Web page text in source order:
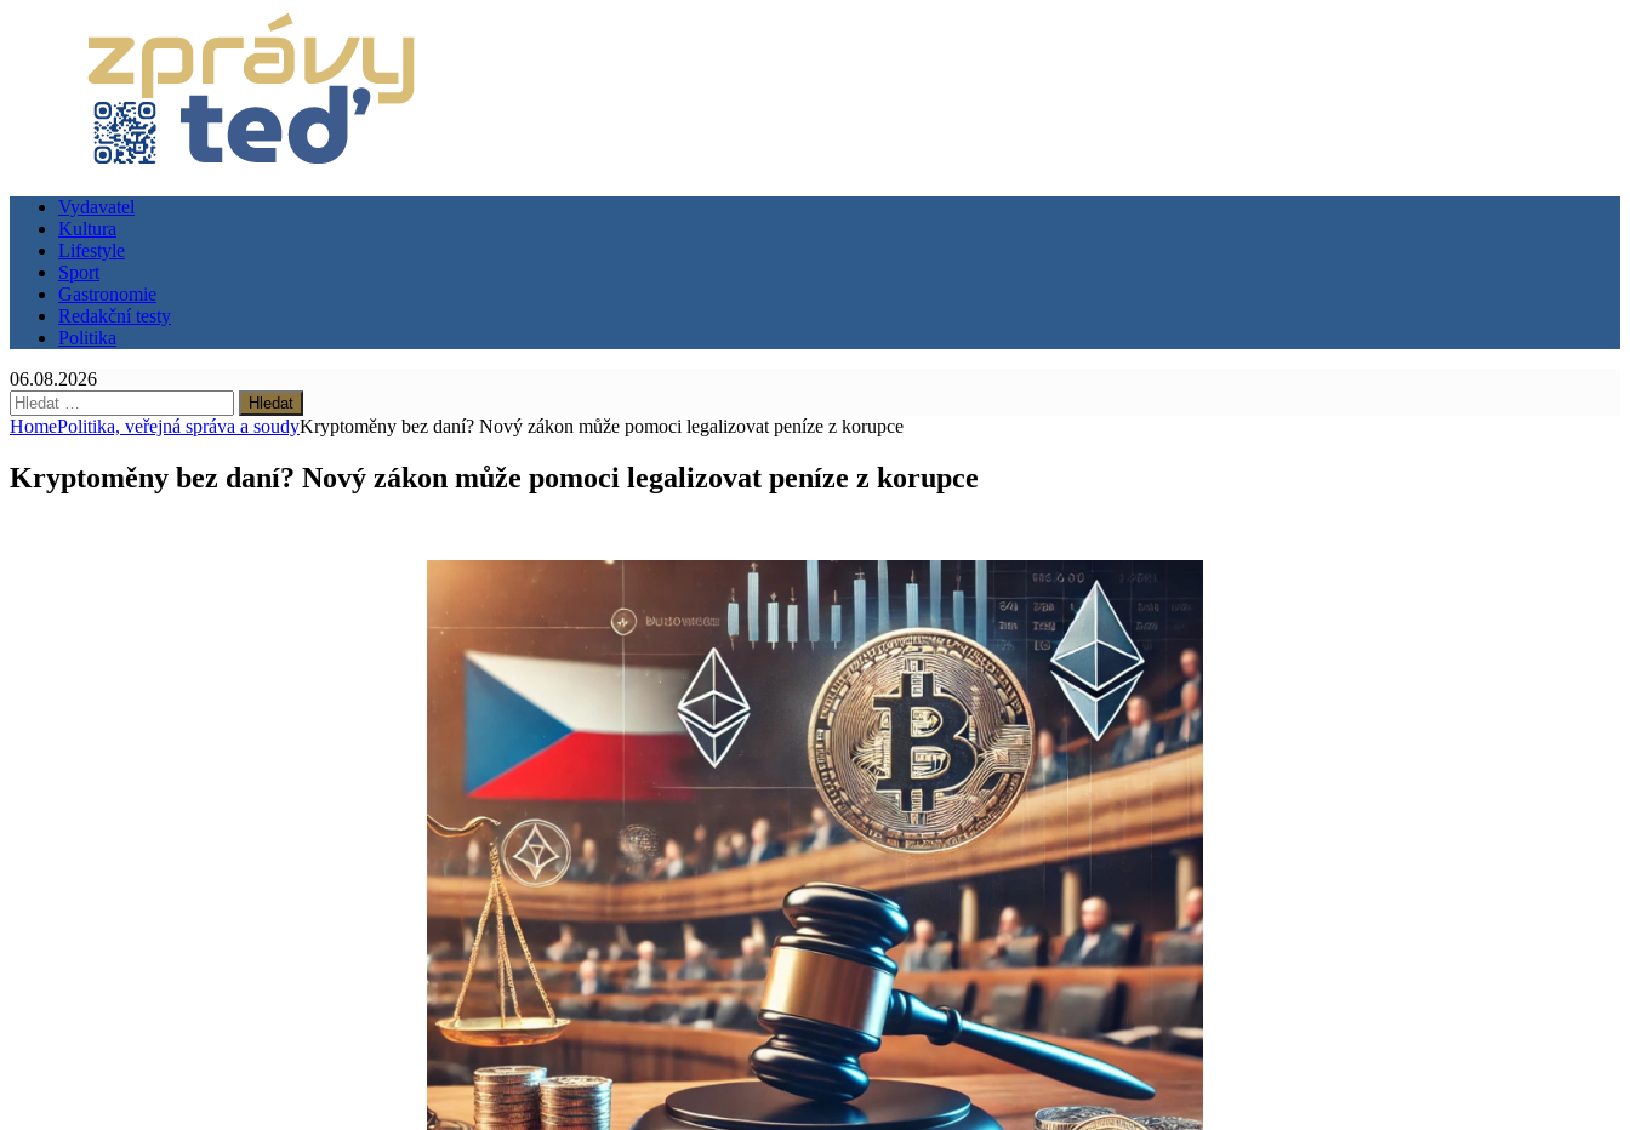
Vydavatel
Kultura
Lifestyle
Sport
Gastronomie
Redakční testy
Politika
06.08.2026
Vyhledávání
HomePolitika, veřejná správa a soudyKryptoměny bez daní? Nový zákon může pomoci legalizovat peníze z korupce
Kryptoměny bez daní? Nový zákon může pomoci legalizovat peníze z korupce